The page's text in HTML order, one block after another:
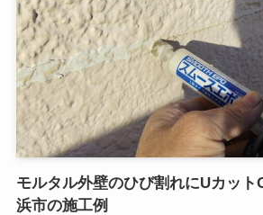
モルタル外壁のひび割れにUカット
浜市の施工例